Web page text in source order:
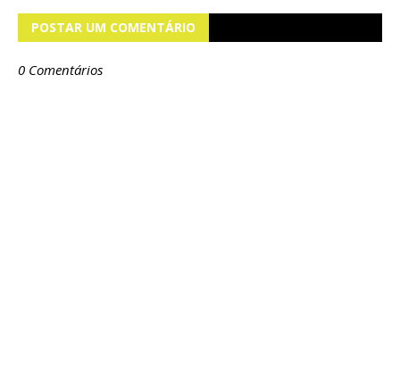
POSTAR UM COMENTÁRIO
0 Comentários